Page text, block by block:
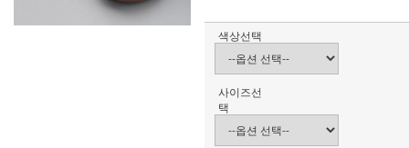
색상선택
사이즈선
택